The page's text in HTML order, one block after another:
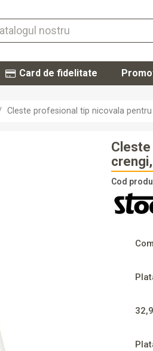
Card de fidelitate
Cleste profesional tip nicovala
Cod